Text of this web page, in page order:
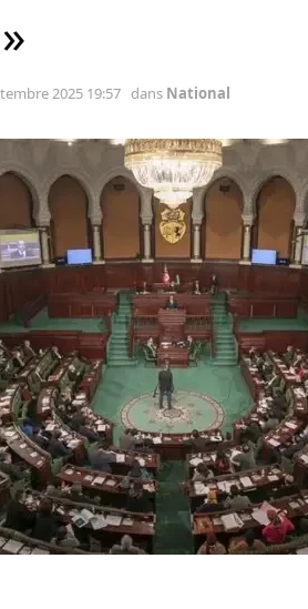
2025 19:57 dans National